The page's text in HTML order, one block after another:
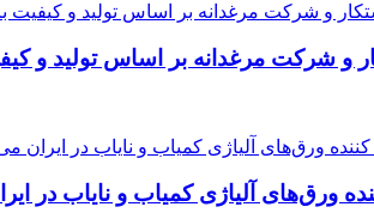
و شرکت مرغدانه بر اساس تولید و
ورق‌های آلیاژی کمیاب و نایاب در